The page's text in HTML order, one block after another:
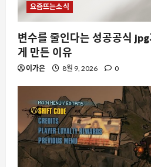
요즘뜨는소식
변수를 줄인다는 성공공식
게 만든 이유
이가은 8월 9, 2026 0